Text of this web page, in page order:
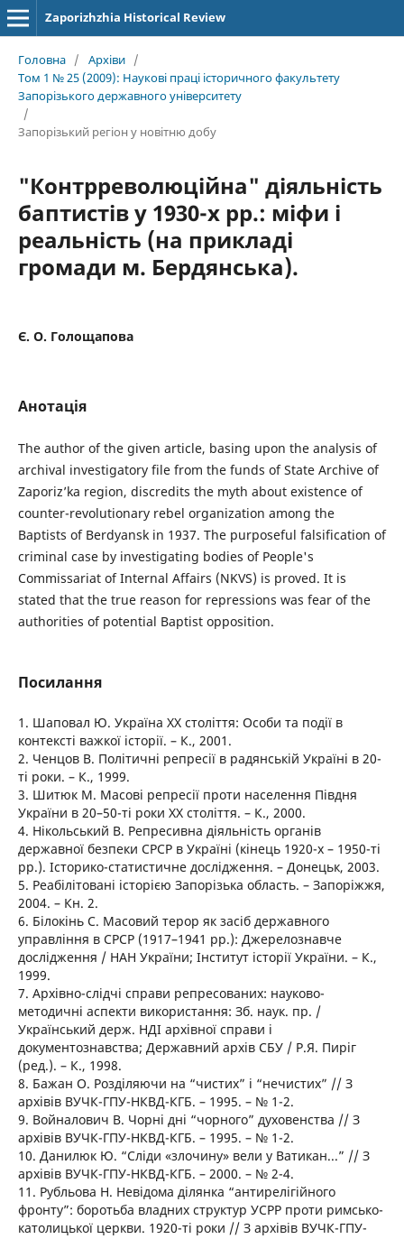
Zaporizhzhia Historical Review
Головна / Архіви /
Том 1 № 25 (2009): Наукові праці історичного факультету
Запорізького державного університету
/
Запорізький регіон у новітню добу
"Контрреволюційна" діяльність
баптистів у 1930-х рр.: міфи і
реальність (на прикладі
громади м. Бердянська).
Є. О. Голощапова
Анотація
The author of the given article, basing upon the analysis of
archival investigatory file from the funds of State Archive of
Zaporiz’ka region, discredits the myth about existence of
counter-revolutionary rebel organization among the
Baptists of Berdyansk in 1937. The purposeful falsification of
criminal case by investigating bodies of People's
Commissariat of Internal Affairs (NKVS) is proved. It is
stated that the true reason for repressions was fear of the
authorities of potential Baptist opposition.
Посилання
1. Шаповал Ю. Україна ХХ століття: Особи та події в
контексті важкої історії. – К., 2001.
2. Ченцов В. Політичні репресії в радянській Україні в 20-
ті роки. – К., 1999.
3. Шитюк М. Масові репресії проти населення Півдня
України в 20–50-ті роки ХХ століття. – К., 2000.
4. Нікольський В. Репресивна діяльність органів
державної безпеки СРСР в Україні (кінець 1920-х – 1950-ті
рр.). Історико-статистичне дослідження. – Донецьк, 2003.
5. Реабілітовані історією Запорізька область. – Запоріжжя,
2004. – Кн. 2.
6. Білокінь С. Масовий терор як засіб державного
управління в СРСР (1917–1941 рр.): Джерелознавче
дослідження / НАН України; Інститут історії України. – К.,
1999.
7. Архівно-слідчі справи репресованих: науково-
методичні аспекти використання: Зб. наук. пр. /
Український держ. НДІ архівної справи і
документознавства; Державний архів СБУ / Р.Я. Пиріг
(ред.). – К., 1998.
8. Бажан О. Розділяючи на “чистих” і “нечистих” // З
архівів ВУЧК-ГПУ-НКВД-КГБ. – 1995. – № 1-2.
9. Войналович В. Чорні дні “чорного” духовенства // З
архівів ВУЧК-ГПУ-НКВД-КГБ. – 1995. – № 1-2.
10. Данилюк Ю. “Сліди «злочину» вели у Ватикан...” // З
архівів ВУЧК-ГПУ-НКВД-КГБ. – 2000. – № 2-4.
11. Рубльова Н. Невідома ділянка “антирелігійного
фронту”: боротьба владних структур УСРР проти римсько-
католицької церкви. 1920-ті роки // З архівів ВУЧК-ГПУ-